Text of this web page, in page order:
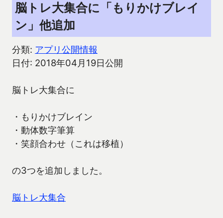
脳トレ大集合に「もりかけブレイ
ン」他追加
分類: アプリ公開情報
日付: 2018年04月19日公開
脳トレ大集合に
・もりかけブレイン
・動体数字筆算
・笑顔合わせ（これは移植）
の3つを追加しました。
脳トレ大集合